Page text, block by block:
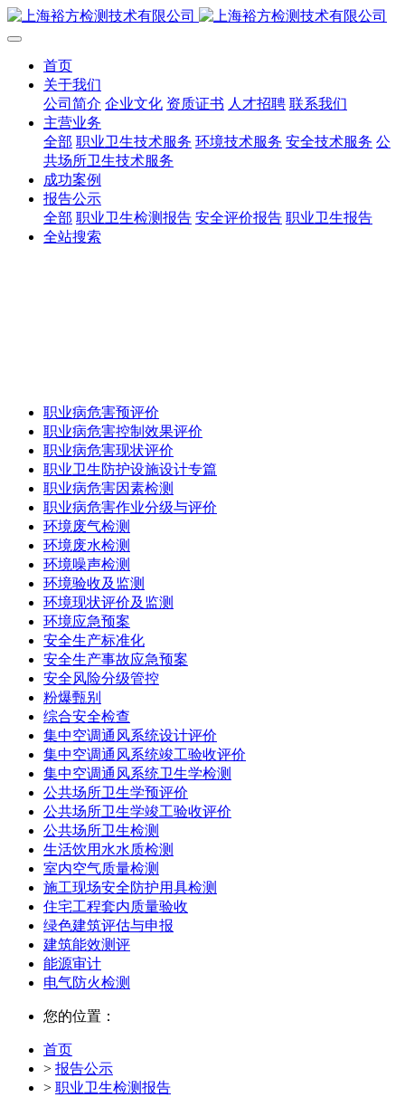
首页
关于我们
公司简介 企业文化 资质证书 人才招聘 联系我们
主营业务
全部 职业卫生技术服务 环境技术服务 安全技术服务 公
共场所卫生技术服务
成功案例
报告公示
全部 职业卫生检测报告 安全评价报告 职业卫生报告
全站搜索
职业病危害预评价
职业病危害控制效果评价
职业病危害现状评价
职业卫生防护设施设计专篇
职业病危害因素检测
职业病危害作业分级与评价
环境废气检测
环境废水检测
环境噪声检测
环境验收及监测
环境现状评价及监测
环境应急预案
安全生产标准化
安全生产事故应急预案
安全风险分级管控
粉爆甄别
综合安全检查
集中空调通风系统设计评价
集中空调通风系统竣工验收评价
集中空调通风系统卫生学检测
公共场所卫生学预评价
公共场所卫生学竣工验收评价
公共场所卫生检测
生活饮用水水质检测
室内空气质量检测
施工现场安全防护用具检测
住宅工程套内质量验收
绿色建筑评估与申报
建筑能效测评
能源审计
电气防火检测
您的位置：
首页
> 报告公示
> 职业卫生检测报告